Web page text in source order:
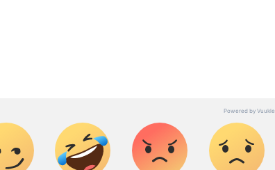
ವಾಣಿಜ್ಯ, ಕ್ರೀಡೆ, ಮನೋರಂಜನೆ ಸೇರಿ ವೈವಿಧ್ಯಮಯ ಸುದ್ದಿಗಳ
ಅಸ್ಮಿತೆಯ ಸಂಕೇತ. ಸದಾ ಕರುನಾಡು, ನುಡಿ, ಸಂಸ್ಕೃತಿ ಪರ ಧ್ವನಿ
ಸುದ್ದಿಗಳು ಸುವರ್ಣ ನ್ಯೂಸ್ ವೆಬ್‌ಸೈಟಲ್ಲೂ ಲಭ್ಯ.